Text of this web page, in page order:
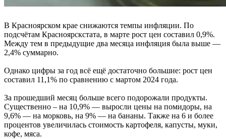
В Красноярском крае снижаются темпы инфляции. По
подсчётам Красноярскстата, в марте рост цен составил 0,9%.
Между тем в предыдущие два месяца инфляция была выше —
2,4% суммарно.
Однако цифры за год всё ещё достаточно большие: рост цен
составил 11,1% по сравнению с мартом 2024 года.
За прошедший месяц больше всего подорожали продукты.
Существенно – на 10,9% — выросли цены на помидоры, на
9,6% — на морковь, на 9% — на бананы. Также на 6 и более
процентов увеличилась стоимость картофеля, капусты, муки,
кофе, мяса.